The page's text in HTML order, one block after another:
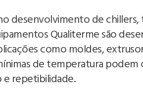
desenvolvimento de
Qualiterme são
como moldes,
de temperatura
repetibilidade.